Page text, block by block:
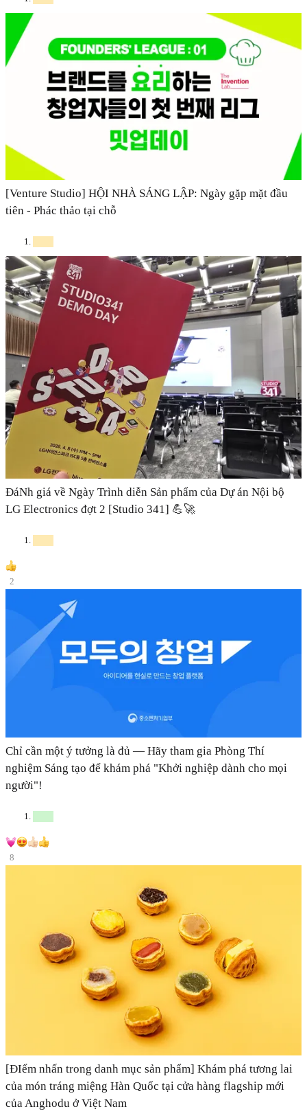
[Venture Studio] HỘI NHÀ SÁNG LẬP: Ngày gặp mặt đầu
tiên - Phác thảo tại chỗ
ĐáNh giá về Ngày Trình diễn Sản phẩm của Dự án Nội bộ
LG Electronics đợt 2 [Studio 341] 💪🚀
2
Chỉ cần một ý tưởng là đủ — Hãy tham gia Phòng Thí
nghiệm Sáng tạo để khám phá "Khởi nghiệp dành cho mọi
người"!
8
[ĐIểm nhấn trong danh mục sản phẩm] Khám phá tương lai
của món tráng miệng Hàn Quốc tại cửa hàng flagship mới
của Anghodu ở Việt Nam